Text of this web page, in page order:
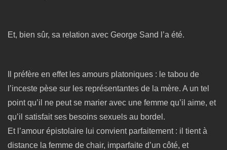
Et, bien sûr, sa relation avec George Sand l’a été.
Il préfère en effet les amours platoniques : le tabou de
l’inceste pèse sur les représentantes de la mère. A un tel
point qu’il ne peut se marier avec une femme qu’il aime, et
qu’il satisfait ses besoins sexuels au bordel.
Et l’amour épistolaire lui convient parfaitement : il tient à
distance la femme de chair, imparfaite d’un côté, et